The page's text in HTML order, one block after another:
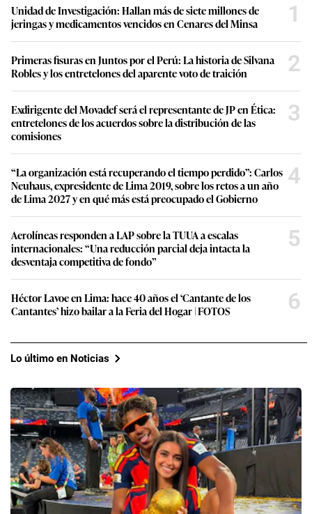
Unidad de Investigación: Hallan más de siete millones de
jeringas y medicamentos vencidos en Cenares del Minsa
1
Primeras fisuras en Juntos por el Perú: La historia de Silvana
Robles y los entretelones del aparente voto de traición
2
Exdirigente del Movadef será el representante de JP en Ética:
entretelones de los acuerdos sobre la distribución de las
comisiones
3
“La organización está recuperando el tiempo perdido”: Carlos
Neuhaus, expresidente de Lima 2019, sobre los retos a un año
de Lima 2027 y en qué más está preocupado el Gobierno
4
Aerolíneas responden a LAP sobre la TUUA a escalas
internacionales: “Una reducción parcial deja intacta la
desventaja competitiva de fondo”
5
Héctor Lavoe en Lima: hace 40 años el ‘Cantante de los
Cantantes’ hizo bailar a la Feria del Hogar | FOTOS
6
Lo último en Noticias